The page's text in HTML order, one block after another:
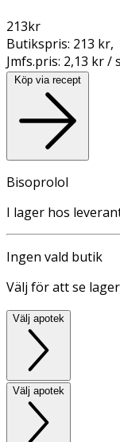
213kr
Butikspris: 213 kr,
Jmfs.pris: 2,13 kr /
Köp via recept
Bisoprolol
I lager hos
Ingen vald butik
Välj för att se
Välj apotek
Välj apotek